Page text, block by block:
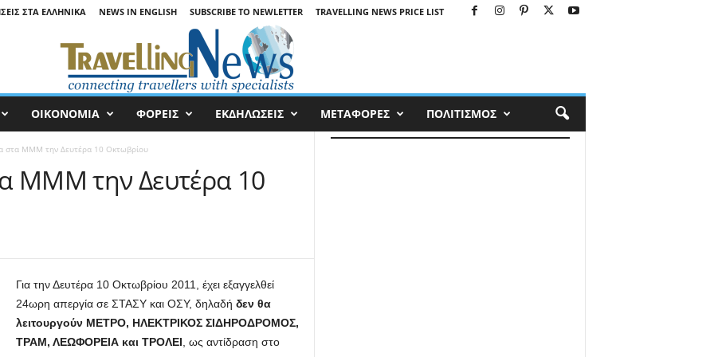
ΣΤΑ ΕΛΛΗΝΙΚΆ NEWS IN ENGLISH SUBSCRIBE TO NEWLETTER TRAVELLING NEWS PRICE LIST
ΟΙΚΟΝΟΜΙΑ ΦΟΡΕΙΣ ΕΚΔΗΛΩΣΕΙΣ ΜΕΤΑΦΟΡΕΣ ΠΟΛΙΤΙΣΜΟΣ
στα ΜΜΜ την Δευτέρα 10 Οκτωβρίου
ΜΜΜ την Δευτέρα 10
Για την Δευτέρα 10 Οκτωβρίου 2011, έχει εξαγγελθεί
24ωρη απεργία σε ΣΤΑΣΥ και ΟΣΥ, δηλαδή δεν θα
λειτουργούν ΜΕΤΡΟ, ΗΛΕΚΤΡΙΚΟΣ ΣΙΔΗΡΟΔΡΟΜΟΣ,
ΤΡΑΜ, ΛΕΩΦΟΡΕΙΑ και ΤΡΟΛΕΙ , ως αντίδραση στο